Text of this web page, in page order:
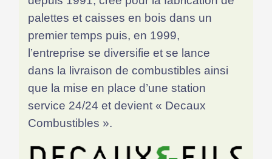
palettes et caisses en bois dans un
premier temps puis, en 1999,
l’entreprise se diversifie et se lance
dans la livraison de combustibles ainsi
que la mise en place d’une station
service 24/24 et devient « Decaux
Combustibles ».